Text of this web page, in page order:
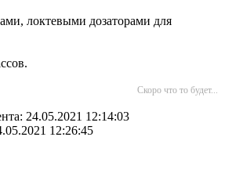
локтевыми дозаторами для
Скоро что то будет...
24.05.2021 12:14:03
12:26:45